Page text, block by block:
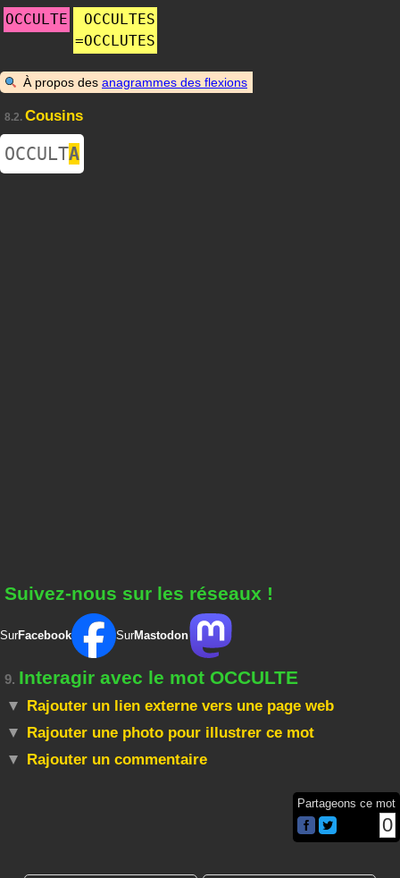
OCCULTE
OCCULTES
=OCCLUTES
À propos des anagrammes des flexions
8.2. Cousins
OCCULTA
Suivez-nous sur les réseaux !
SurFacebook SurMastodon
9. Interagir avec le mot OCCULTE
Rajouter un lien externe vers une page web
Rajouter une photo pour illustrer ce mot
Rajouter un commentaire
Partageons ce mot
0